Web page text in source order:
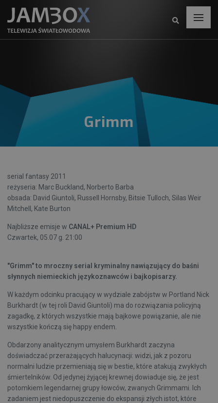
Grimm
serial fantasy 2011
reżyseria: Marc Buckland, Norberto Barba
obsada: David Giuntoli, Russell Hornsby, Bitsie Tulloch, Silas Weir
Mitchell, Kate Burton
Najbliższe emisje w CANAL+ Premium HD
Czwartek, 05.07 g. 21:00
"Grimm" to mroczny serial kryminalny nawiązujący do baśni
słynnych niemieckich językoznawców i bajkopisarzy.
W każdym odcinku pracujący w wydziale zabójstw w Portland Nick
Burkhardt (w tej roli David Giuntoli) ma do rozwiązania policyjną
zagadkę, z których wszystkie mają bajkowe powiązanie, ale nie
wszystkie kończą się happy endem.
Obdarzony analitycznym umysłem Burkhardt zaczyna
doświadczać przerażających halucynacji: widzi, jak z pozoru
normalni ludzie przemieniają się w bestie, które atakują zwykłych
śmiertelników. Od jedynej żyjącej krewnej dowiaduje się, że jest
potomkiem legendarnej grupy łowców, zwanych Grimmami. Ich
zadaniem jest niedopuszczenie do ekspansji złych istot, które